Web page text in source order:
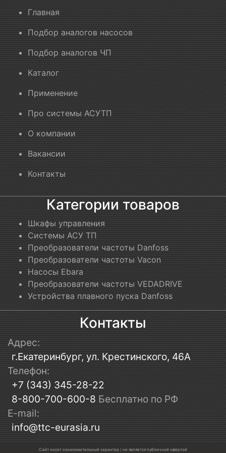
Главная
Подбор аналогов насосов
Подбор аналогов ЧП
Каталог
Применение
Про системы АСУТП
О компании
Вакансии
Контакты
Категории товаров
Шкафы управления
Системы АСУ ТП
Преобразователи частоты Danfoss
Преобразователи частоты Vacon
Насосы Ebara
Преобразователи частоты VEDADRIVE
Устройства плавного пуска Danfoss
Контакты
Адрес:
г.Екатеринбург, ул. Крестинского, 46А
Телефон:
+7 (343) 345-28-22
8-800-700-600-8 Бесплатно по РФ
E-mail:
info@ttc-eurasia.ru
Сайт носит ознакомительный характер / не является публичной офертой